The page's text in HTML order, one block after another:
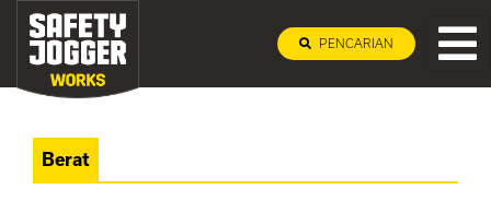
PENCARIAN
Berat